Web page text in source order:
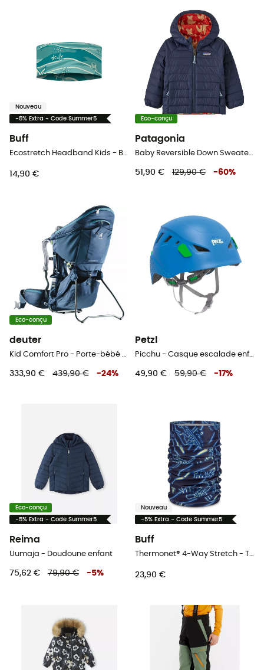
Nouveau
-5% Extra - Code Summer5
Buff
Ecostretch Headband Kids - Bandeau enfant
14,90 €
Eco-conçu
Patagonia
Baby Reversible Down Sweater Hoody - Doudoune enfant
51,90 € 129,90 € -60%
Eco-conçu
deuter
Kid Comfort Pro - Porte-bébé randonnée
333,90 € 439,90 € -24%
Petzl
Picchu - Casque escalade enfant
49,90 € 59,90 € -17%
Eco-conçu
-5% Extra - Code Summer5
Reima
Uumaja - Doudoune enfant
75,62 € 79,90 € -5%
Nouveau
-5% Extra - Code Summer5
Buff
Thermonet® 4-Way Stretch - Tour de cou enfant
23,90 €